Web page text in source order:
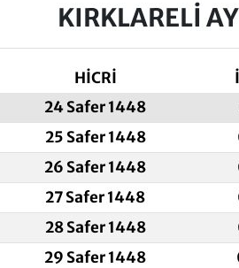
KIRKLARELI
HİCRİ
24 Safer 1448
25 Safer 1448
26 Safer 1448
27 Safer 1448
28 Safer 1448
29 Safer 1448